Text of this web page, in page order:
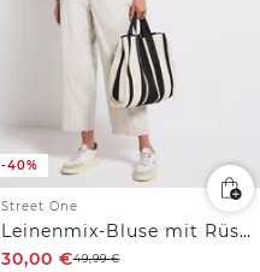
-40%
Street One
Leinenmix-Bluse mit Rüschen
30,00 €49,99€